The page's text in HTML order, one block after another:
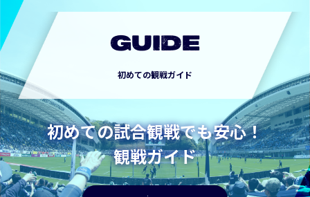
GUIDE
初めての観戦ガイド
初めての試合観戦でも安心！
観戦ガイド